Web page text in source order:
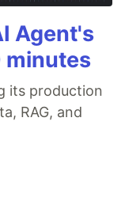
Agent's
minutes
its production
RAG, and